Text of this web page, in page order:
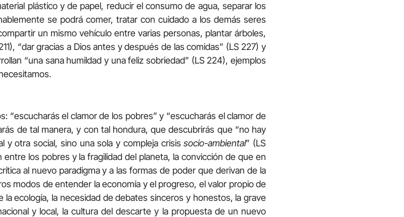
plástico y de papel, reducir el consumo de agua, separar los
se podrá comer, tratar con cuidado a los demás seres
un mismo vehículo entre varias personas, plantar árboles,
“dar gracias a Dios antes y después de las comidas” (LS 227) y
“una sana humildad y una feliz sobriedad” (LS 224), ejemplos
“escucharás el clamor de los pobres” y “escucharás el clamor de
de tal manera, y con tal hondura, que descubrirás que “no hay
y otra social, sino una sola y compleja crisissocio-ambiental” (LS
entre los pobres y la fragilidad del planeta, la convicción de que en
al nuevo paradigma y a las formas de poder que derivan de la
modos de entender la economía y el progreso, el valor propio de
la ecología, la necesidad de debates sinceros y honestos, la grave
y local, la cultura del descarte y la propuesta de un nuevo